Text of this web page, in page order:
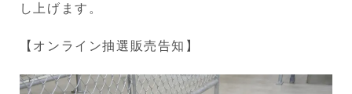
し上げます。
【オンライン抽選販売告知】